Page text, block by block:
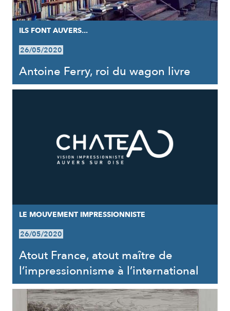
ILS FONT AUVERS...
26/05/2020
Antoine Ferry, roi du wagon livre
LE MOUVEMENT IMPRESSIONNISTE
26/05/2020
Atout France, atout maître de
l’impressionnisme à l’international